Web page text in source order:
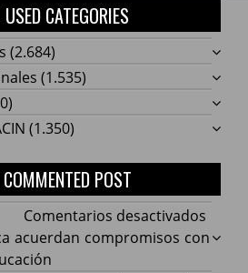
CATEGORIES
(2.684)
(1.535)
(1.350)
POST
Comentarios desactivados
acuerdan compromisos con